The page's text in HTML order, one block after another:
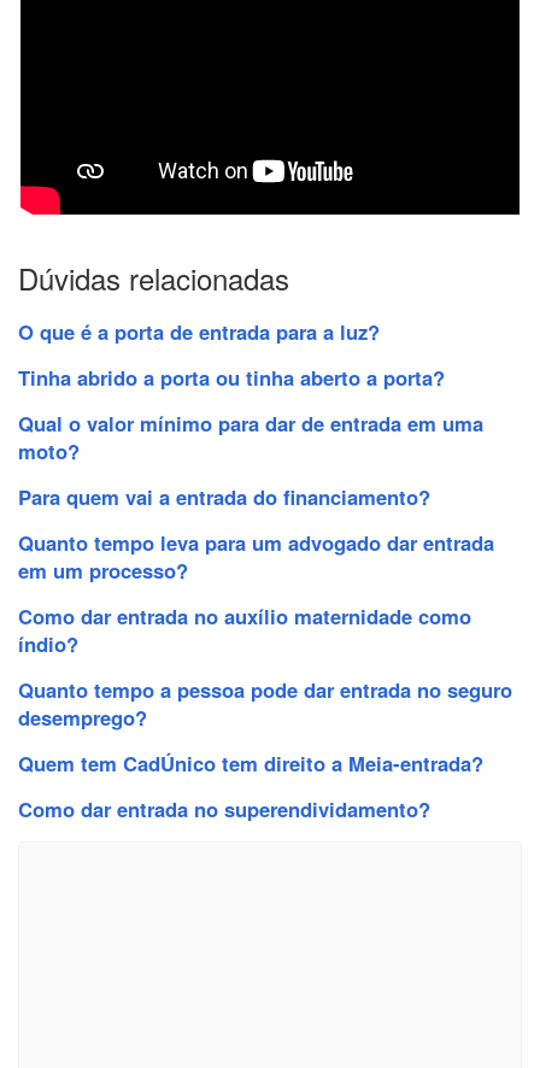
Dúvidas relacionadas
O que é a porta de entrada para a luz?
Tinha abrido a porta ou tinha aberto a porta?
Qual o valor mínimo para dar de entrada em uma
moto?
Para quem vai a entrada do financiamento?
Quanto tempo leva para um advogado dar entrada
em um processo?
Como dar entrada no auxílio maternidade como
índio?
Quanto tempo a pessoa pode dar entrada no seguro
desemprego?
Quem tem CadÚnico tem direito a Meia-entrada?
Como dar entrada no superendividamento?